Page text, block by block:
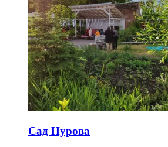
Сад Нурова